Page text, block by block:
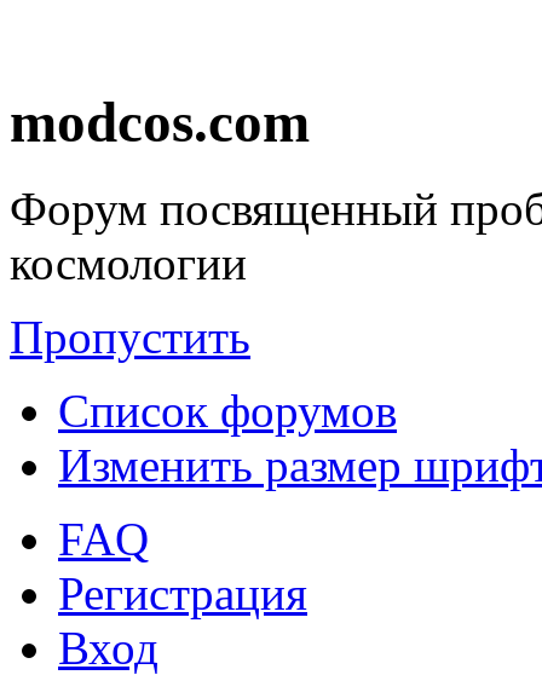
modcos.com
Форум посвященный
космологии
Пропустить
Список форумов
Изменить размер
FAQ
Регистрация
Вход